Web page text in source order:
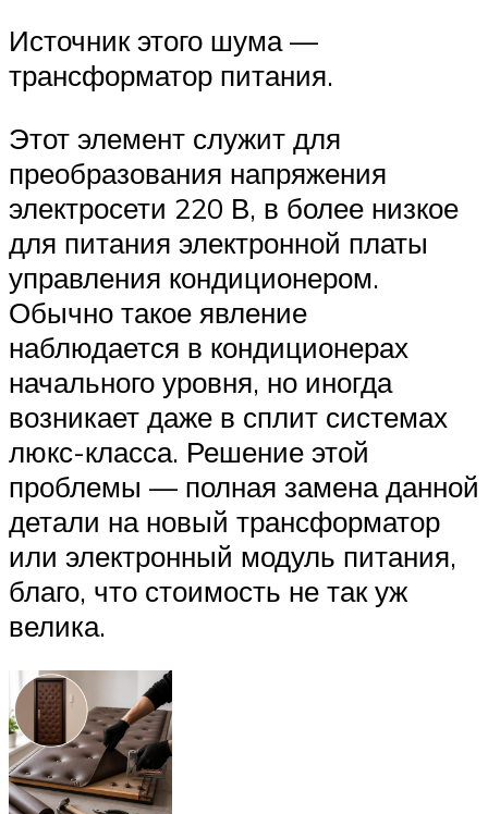
Источник этого шума —
трансформатор питания.
Этот элемент служит для
преобразования напряжения
электросети 220 В, в более низкое
для питания электронной платы
управления кондиционером.
Обычно такое явление
наблюдается в кондиционерах
начального уровня, но иногда
возникает даже в сплит системах
люкс-класса. Решение этой
проблемы — полная замена данной
детали на новый трансформатор
или электронный модуль питания,
благо, что стоимость не так уж
велика.